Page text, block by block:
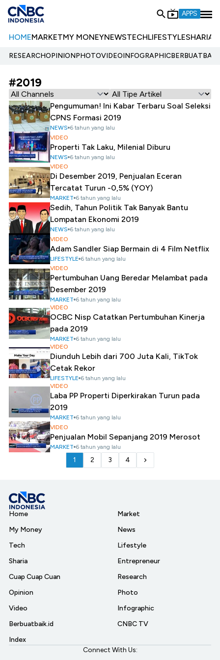
APPS
HOMEMARKETMY MONEYNEWSTECHLIFESTYLESHARIA
RESEARCHOPINIONPHOTOVIDEOINFOGRAPHIC
#2019
Pengumuman! Ini Kabar Terbaru Soal Seleksi
CPNS Formasi 2019
NEWS 6 tahun yang lalu
VIDEO
Properti Tak Laku, Milenial Diburu
NEWS 6 tahun yang lalu
VIDEO
Di Desember 2019, Penjualan Eceran
Tercatat Turun -0,5% (YOY)
MARKET 6 tahun yang lalu
Sedih, Tahun Politik Tak Banyak Bantu
Lompatan Ekonomi 2019
NEWS 6 tahun yang lalu
VIDEO
Adam Sandler Siap Bermain di 4 Film Netflix
LIFESTYLE 6 tahun yang lalu
VIDEO
Pertumbuhan Uang Beredar Melambat pada
Desember 2019
MARKET 6 tahun yang lalu
VIDEO
OCBC Nisp Catatkan Pertumbuhan Kinerja
pada 2019
MARKET 6 tahun yang lalu
VIDEO
Diunduh Lebih dari 700 Juta Kali, TikTok
Cetak Rekor
LIFESTYLE 6 tahun yang lalu
VIDEO
Laba PP Properti Diperkirakan Turun pada
2019
MARKET 6 tahun yang lalu
VIDEO
Penjualan Mobil Sepanjang 2019 Merosot
MARKET 6 tahun yang lalu
1 2 3 4
Home
My Money
Tech
Sharia
Cuap Cuap Cuan
Opinion
Video
Berbuatbaik.id
Index
Market
News
Lifestyle
Entrepreneur
Research
Photo
Infographic
CNBC TV
Connect With Us: